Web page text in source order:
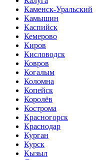
Каменск-Уральский
Камышин
Каспийск
Кемерово
Киров
Кисловодск
Ковров
Когалым
Коломна
Копейск
Королёв
Кострома
Красногорск
Краснодар
Курган
Курск
Кызыл